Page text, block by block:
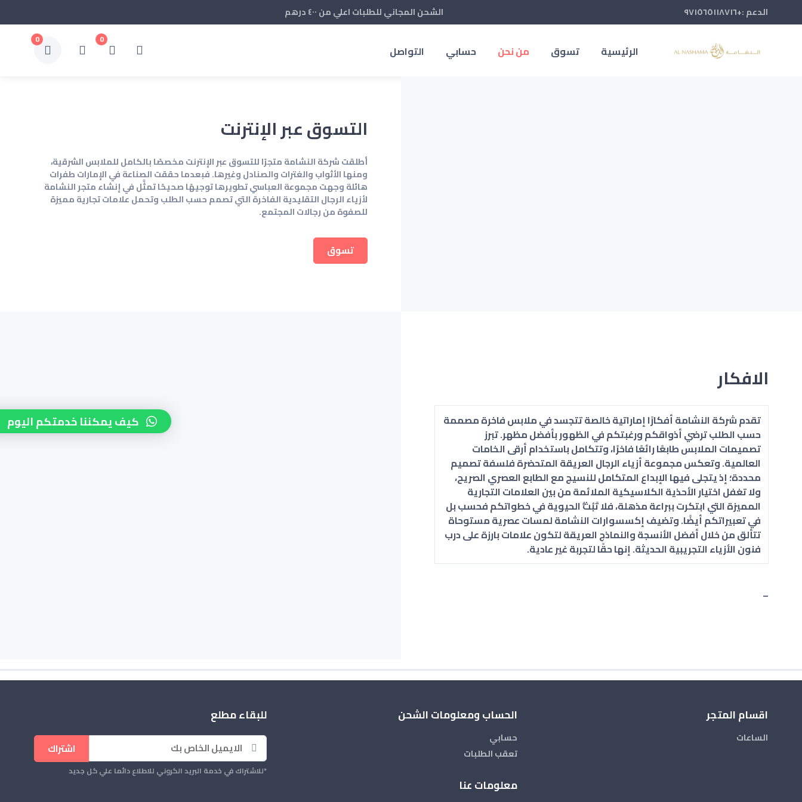
الدعم :+٩٧١٥٦٥١١٨٧١٦ الشحن المجاني للطلبات اعلي من ٤٠٠ درهم
0
0
الرئيسية تسوق من نحن حسابي التواصل
التسوق عبر الإنترنت
أطلقت شركة النشامة متجرًا للتسوق عبر الإنترنت مخصصًا بالكامل للملابس الشرقية،
ومنها الأثواب والغترات والصنادل وغيرها. فبعدما حققت الصناعة في الإمارات طفرات
هائلة وجهت مجموعة العباسي تطويرها توجيهًا صحيحًا تمثَّل في إنشاء متجر النشامة
لأزياء الرجال التقليدية الفاخرة التي تصمم حسب الطلب وتحمل علامات تجارية مميزة
للصفوة من رجالات المجتمع.
تسوق
الافكار
تقدم شركة النشامة أفكارًا إماراتية خالصة تتجسد في ملابس فاخرة مصممة
حسب الطلب ترضي أذواقكم ورغبتكم في الظهور بأفضل مظهر. تبرز
تصميمات الملابس طابعًا رائعًا فاخرًا، وتتكامل باستخدام أرقى الخامات
العالمية. وتعكس مجموعة أزياء الرجال العريقة المتحضرة فلسفة تصميم
محددة؛ إذ يتجلى فيها الإبداع المتكامل للنسيج مع الطابع العصري الصريح،
ولا تغفل اختيار الأحذية الكلاسيكية الملائمة من بين العلامات التجارية
المميزة التي ابتكرت ببراعة مذهلة، فلا تَبُثُّ الحيوية في خطواتكم فحسب بل
في تعبيراتكم أيضًا. وتضيف إكسسوارات النشامة لمسات عصرية مستوحاة
تتألق من خلال أفضل الأنسجة والنماذج العريقة لتكون علامات بارزة على درب
فنون الأزياء التجريبية الحديثة. إنها حقًا لتجربة غير عادية.
–
اقسام المتجر
الساعات
الحساب ومعلومات الشحن
حسابي
تعقب الطلبات
معلومات عنا
للبقاء مطلع
اشتراك
*للاشتراك في خدمة البريد الكروني للاطلاع دائما علي كل جديد
كيف يمكننا خدمتكم اليوم